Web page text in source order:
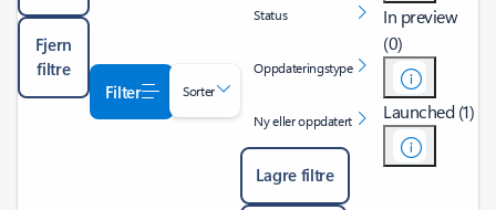
Fjern
filtre
Filter Sorter
Status
Oppdateringstype
Ny eller oppdatert
Lagre filtre
In preview
(0)
Launched (1)